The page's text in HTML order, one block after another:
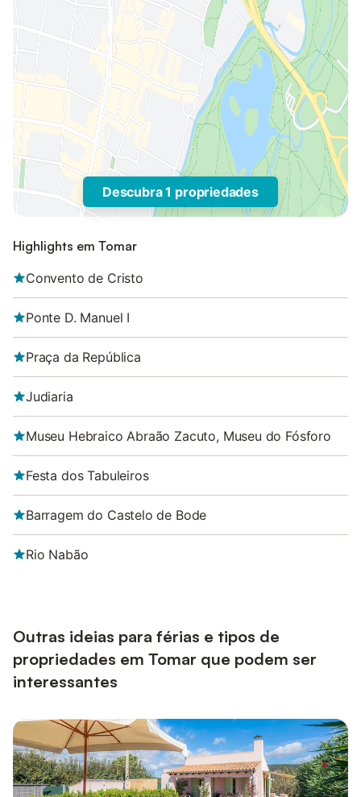
Descubra 1 propriedades
Highlights em Tomar
Convento de Cristo
Ponte D. Manuel I
Praça da República
Judiaria
Museu Hebraico Abraão Zacuto, Museu do Fósforo
Festa dos Tabuleiros
Barragem do Castelo de Bode
Rio Nabão
Outras ideias para férias e tipos de
propriedades em Tomar que podem ser
interessantes